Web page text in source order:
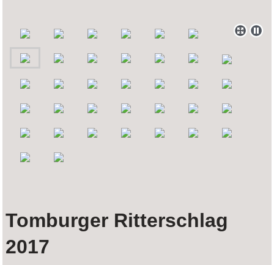
Tomburger Ritterschlag
2017